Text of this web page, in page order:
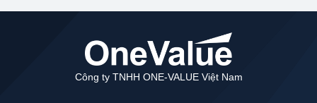
Công ty TNHH ONE-VALUE Việt Nam